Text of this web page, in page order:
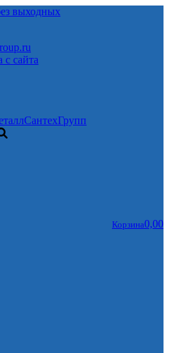
выходных
с сайта
Корзина0,00